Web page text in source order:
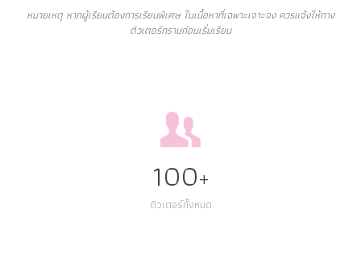
หมายเหตุ หากผู้เรียนต้องการเรียนพิเศษ ในเนื้อหาที่เฉพาะเจาะจง ควรแจ้งให้ทาง
ติวเตอร์ทราบก่อนเริ่มเรียน
100+
ติวเตอร์ทั้งหมด